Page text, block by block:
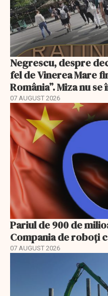
Negrescu, despre
fel de Vinerea Mare
România”. Miza nu
07 AUGUST 2026
Pariul de 900 de
Compania de roboți
07 AUGUST 2026